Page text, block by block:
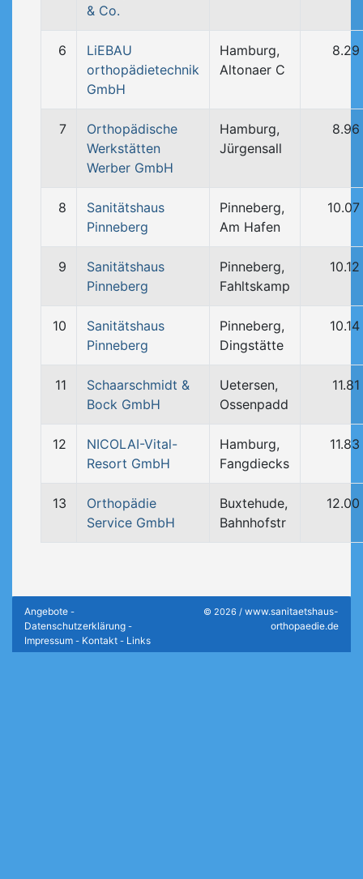
& Co.
6
LiEBAU
orthopädietechnik
GmbH
Hamburg,
Altonaer C
7
Orthopädische
Werkstätten
Werber GmbH
Hamburg,
Jürgensall
8
Sanitätshaus
Pinneberg
Pinneberg,
Am Hafen
9
Sanitätshaus
Pinneberg
Pinneberg,
Fahltskamp
10
Sanitätshaus
Pinneberg
Pinneberg,
Dingstätte
11
Schaarschmidt &
Bock GmbH
Uetersen,
Ossenpadd
12
NICOLAI-Vital-
Resort GmbH
Hamburg,
Fangdiecks
13
Orthopädie
Service GmbH
Buxtehude,
Bahnhofstr
Angebote -
Datenschutzerklärung -
Impressum - Kontakt - Links
© 2026 / www.sanitaetshaus-
orthopaedie.de